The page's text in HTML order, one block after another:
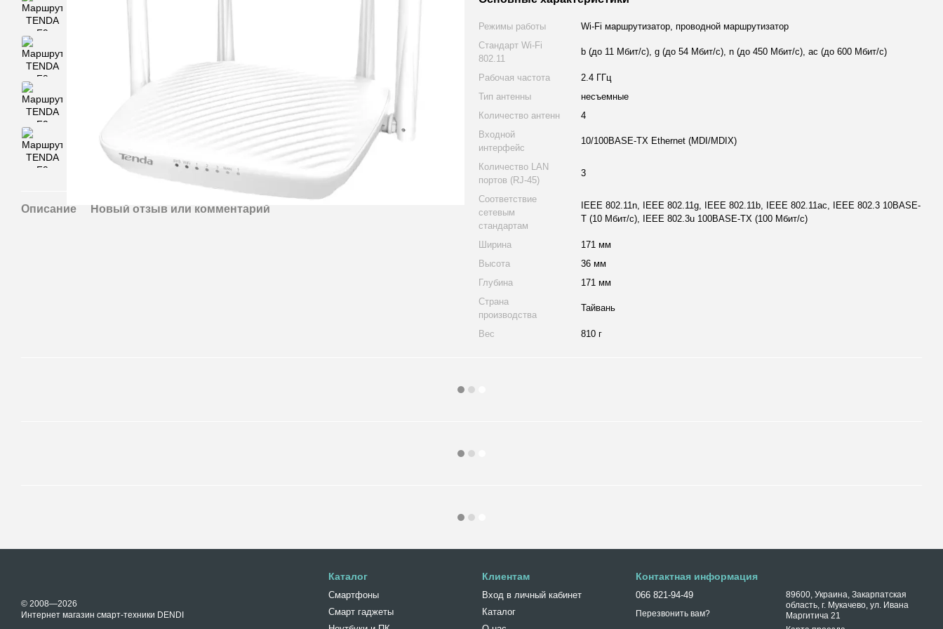
Описание Новый отзыв или комментарий
Режимы работы
Wi-Fi маршрутизатор, проводной маршрутизатор
Стандарт Wi-Fi
802.11
b (до 11 Мбит/с), g (до 54 Мбит/с), n (до 450 Мбит/с), ac (до 600 Мбит/c)
Рабочая частота
2.4 ГГц
Тип антенны
несъемные
Количество антенн
4
Входной
интерфейс
10/100BASE-TX Ethernet (MDI/MDIX)
Количество LAN
портов (RJ-45)
3
Соответствие
сетевым
стандартам
IEEE 802.11n, IEEE 802.11g, IEEE 802.11b, IEEE 802.11ac, IEEE 802.3 10BASE-
T (10 Мбит/с), IEEE 802.3u 100BASE-TX (100 Мбит/с)
Ширина
171 мм
Высота
36 мм
Глубина
171 мм
Страна
производства
Тайвань
Вес 810 г
© 2008—2026
Интернет магазин смарт-техники DENDI
Каталог
Смартфоны
Смарт гаджеты
Клиентам
Вход в личный кабинет
Каталог
Контактная информация
066 821-94-49
Перезвонить вам?
89600, Украина, Закарпатская
область, г. Мукачево, ул. Ивана
Маргитича 21